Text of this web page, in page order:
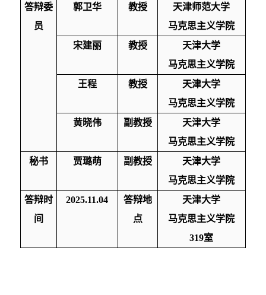
答辩委
员
郭卫华 教授 天津师范大学
马克思主义学院
宋建丽
教授
天津大学
马克思主义学院
王程
教授
天津大学
马克思主义学院
黄晓伟
副教授
天津大学
马克思主义学院
秘书
贾璐萌 副教授
天津大学
马克思主义学院
答辩时
间
2025.11.04
答辩地
点
天津大学
马克思主义学院
319室